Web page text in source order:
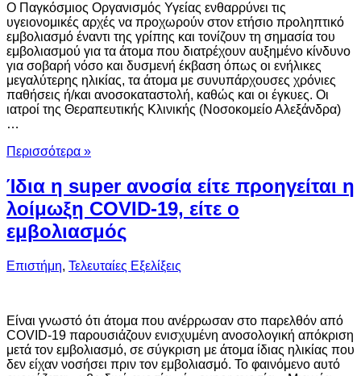
O Παγκόσμιος Οργανισμός Υγείας ενθαρρύνει τις
υγειονομικές αρχές να προχωρούν στον ετήσιο προληπτικό
εμβολιασμό έναντι της γρίπης και τονίζουν τη σημασία του
εμβολιασμού για τα άτομα που διατρέχουν αυξημένο κίνδυνο
για σοβαρή νόσο και δυσμενή έκβαση όπως οι ενήλικες
μεγαλύτερης ηλικίας, τα άτομα με συνυπάρχουσες χρόνιες
παθήσεις ή/και ανοσοκαταστολή, καθώς και οι έγκυες. Οι
ιατροί της Θεραπευτικής Κλινικής (Νοσοκομείο Αλεξάνδρα)
…
Περισσότερα »
Ίδια η super ανοσία είτε προηγείται η
λοίμωξη COVID-19, είτε ο
εμβολιασμός
Επιστήμη, Τελευταίες Εξελίξεις
Είναι γνωστό ότι άτομα που ανέρρωσαν στο παρελθόν από
COVID-19 παρουσιάζουν ενισχυμένη ανοσολογική απόκριση
μετά τον εμβολιασμό, σε σύγκριση με άτομα ίδιας ηλικίας που
δεν είχαν νοσήσει πριν τον εμβολιασμό. Το φαινόμενο αυτό